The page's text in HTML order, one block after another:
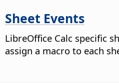
Sheet Events
LibreOffice Calc specific
assign a macro to each